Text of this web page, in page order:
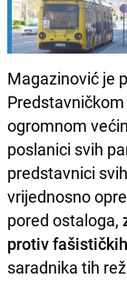
Magazinović je
ogromnom
poslanici svih
predstavnici
vrijednosno
pored ostaloga,
protiv
saradnika tih